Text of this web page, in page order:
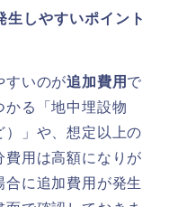
生しやすいポイント
すいのが追加費用 で
かる「地中埋設物
）」や、想定以上の
費用は高額になりが
に追加費用が発生